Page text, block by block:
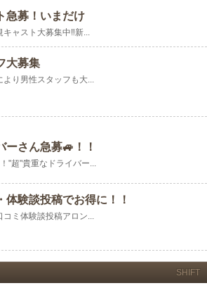
急募！いまだけ
キャスト大募集中‼️新...
大募集
より男性スタッフも大...
ーさん急募🚙！！
"超"貴重なドライバー...
体験談投稿でお得に！！
ミ体験談投稿アロン...
SHIFT